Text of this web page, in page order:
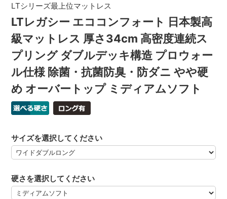
LTレガシー エココンフォート 日本製高
級マットレス 厚さ34cm 高密度連続ス
プリング ダブルデッキ構造 プロウォー
ル仕様 除菌・抗菌防臭・防ダニ やや硬
め オーバートップ ミディアムソフト
LTシリーズ最上位マットレス
サイズを選択してください
硬さを選択してください